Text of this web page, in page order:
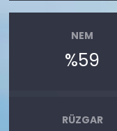
NEM
%59
RÜZGAR